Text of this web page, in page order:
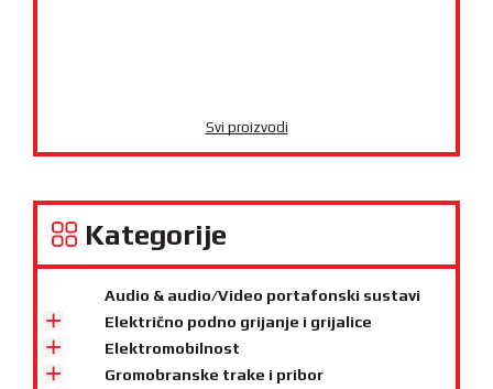
Svi proizvodi
Kategorije
Audio & audio/Video portafonski sustavi
Električno podno grijanje i grijalice
Elektromobilnost
Gromobranske trake i pribor